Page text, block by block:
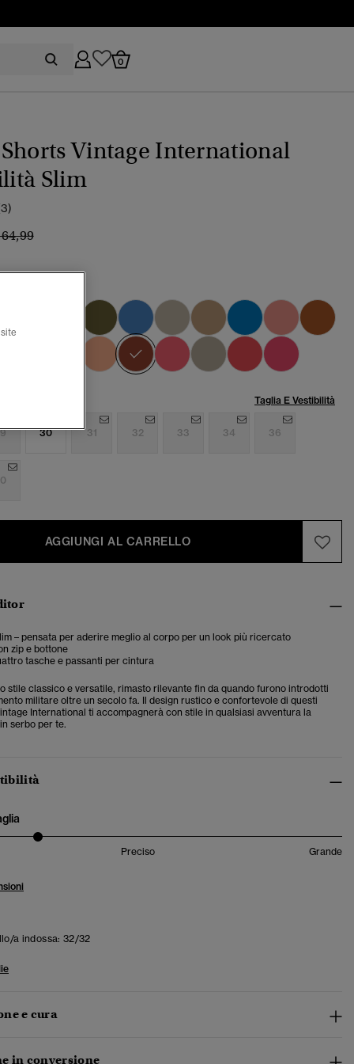
0
Vintage International
Slim
ridotto da
a
selezionato
Taglia E Vestibilità
30 31 32 33 34 36
AGGIUNGI AL CARRELLO
– pensata per aderire meglio al corpo per un look più ricercato
zip e bottone
tasche e passanti per cintura
stile classico e versatile, rimasto rilevante fin da quando furono introdotti
militare oltre un secolo fa. Il design rustico e confortevole di questi
International ti accompagnerà con stile in qualsiasi avventura la
serbo per te.
Preciso Grande
a indossa: 32/32
e cura
in conversione